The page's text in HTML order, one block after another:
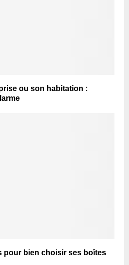
ou son habitation :
pour bien choisir ses boîtes